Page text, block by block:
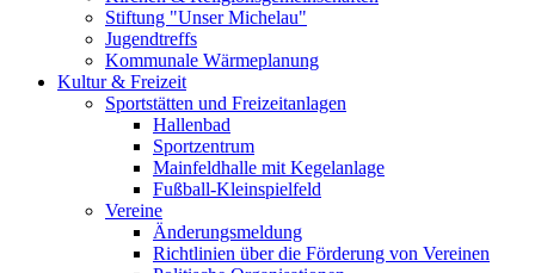
Stiftung "Unser Michelau"
Jugendtreffs
Kommunale Wärmeplanung
Kultur & Freizeit
Sportstätten und Freizeitanlagen
Hallenbad
Sportzentrum
Mainfeldhalle mit Kegelanlage
Fußball-Kleinspielfeld
Vereine
Änderungsmeldung
Richtlinien über die Förderung von Vereinen